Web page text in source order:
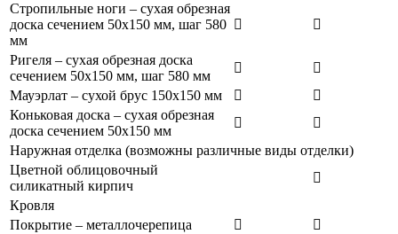
Стропильные ноги – сухая обрезная
доска сечением 50x150 мм, шаг 580
мм
Ригеля – сухая обрезная доска
сечением 50x150 мм, шаг 580 мм
Мауэрлат – сухой брус 150x150 мм
Коньковая доска – сухая обрезная
доска сечением 50x150 мм
Наружная отделка (возможны различные виды отделки)
Цветной облицовочный
силикатный кирпич
Кровля
Покрытие – металлочерепица